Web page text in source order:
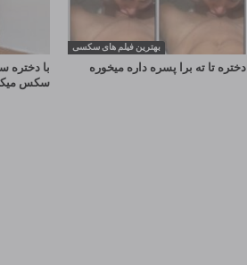
با دختره
سکس
بهترین فیلم های سکسی
دختره تا ته برا پسره داره میخوره